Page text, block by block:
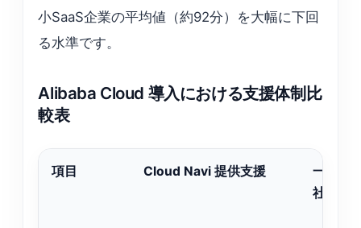
小SaaS企業の平均値（約92分）を大幅に下回
る水準です。
Alibaba Cloud 導入における支援体制比
較表
項目 Cloud Navi 提供支援
一般的
社対応